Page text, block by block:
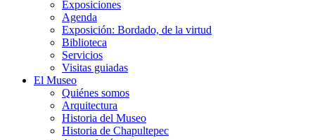
Exposiciones
Agenda
Exposición: Bordado, de la virtud
Biblioteca
Servicios
Visitas guiadas
El Museo
Quiénes somos
Arquitectura
Historia del Museo
Historia de Chapultepec